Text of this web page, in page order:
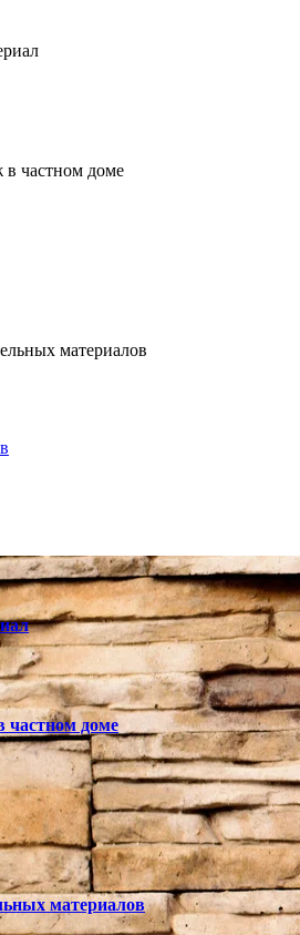
в частном доме
материалов
частном доме
материалов